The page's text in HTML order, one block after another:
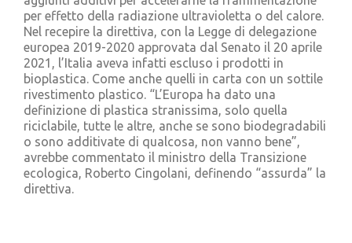
per effetto della radiazione ultravioletta o del calore.
Nel recepire la direttiva, con la Legge di delegazione
europea 2019-2020 approvata dal Senato il 20 aprile
2021, l’Italia aveva infatti escluso i prodotti in
bioplastica. Come anche quelli in carta con un sottile
rivestimento plastico. “L’Europa ha dato una
definizione di plastica stranissima, solo quella
riciclabile, tutte le altre, anche se sono biodegradabili
o sono additivate di qualcosa, non vanno bene”,
avrebbe commentato il ministro della Transizione
ecologica, Roberto Cingolani, definendo “assurda” la
direttiva.